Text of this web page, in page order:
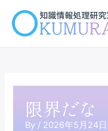
限界だな
By / 2026年5月24日